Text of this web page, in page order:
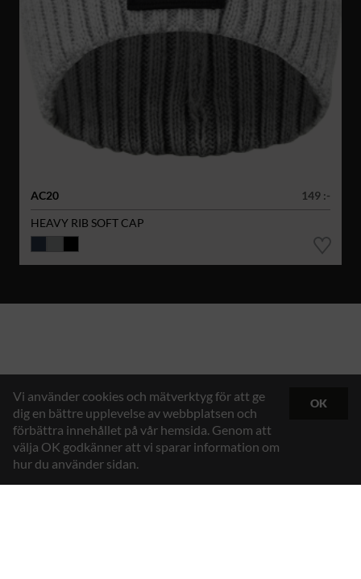
AC20
149 :-
HEAVY RIB SOFT CAP
Vi använder cookies och mätverktyg för att ge
dig en bättre upplevelse av webbplatsen och
förbättra innehållet på vår hemsida. Genom att
välja OK godkänner att vi sparar information om
hur du använder sidan.
OK